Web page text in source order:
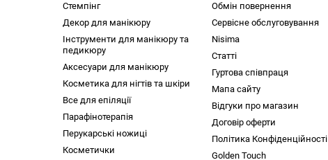
Стемпінг
Декор для манікюру
Інструменти для манікюру та
педикюру
Аксесуари для манікюру
Косметика для нігтів та шкіри
Все для епіляції
Парафінотерапія
Перукарські ножиці
Косметички
Обмін повернення
Сервісне обслуговування
Nisima
Статті
Гуртова співпраця
Мапа сайту
Відгуки про магазин
Договір оферти
Політика Конфіденційності
Golden Touch